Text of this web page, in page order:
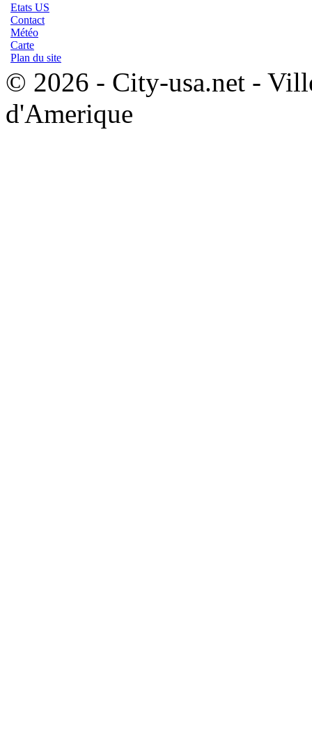
Etats US
Contact
Météo
Carte
Plan du site
© 2026 - City-usa.net -
d'Amerique